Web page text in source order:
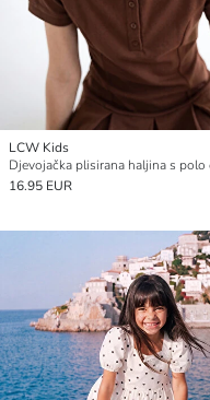
LCW Kids
16.95 EUR